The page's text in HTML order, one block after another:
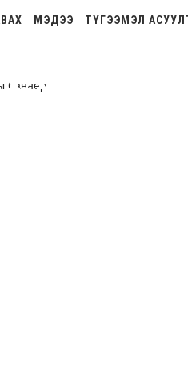
МЭДЭЭ ТҮГЭЭМЭЛ